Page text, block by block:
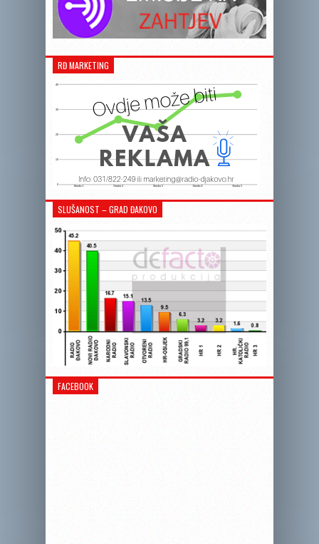
RĐ MARKETING
SLUŠANOST – GRAD ĐAKOVO
FACEBOOK